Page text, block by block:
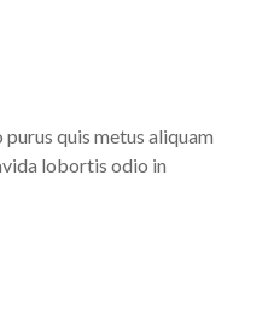
quis metus aliquam
lobortis odio in